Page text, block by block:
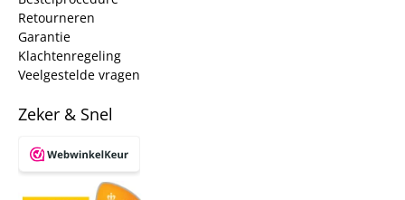
Retourneren
Garantie
Klachtenregeling
Veelgestelde vragen
Zeker & Snel